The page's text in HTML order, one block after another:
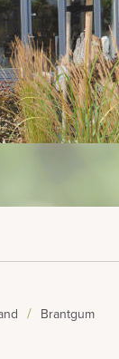
Brantgum